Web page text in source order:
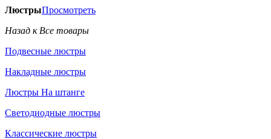
ЛюстрыПросмотреть
Назад к Все товары
Подвесные люстры
Накладные люстры
Люстры На штанге
Светодиодные люстры
Классические люстры